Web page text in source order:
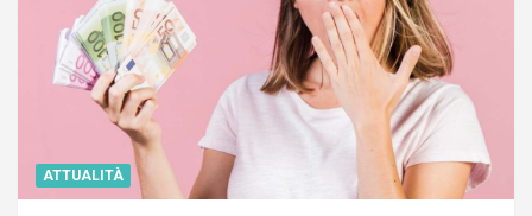
ATTUALITÀ